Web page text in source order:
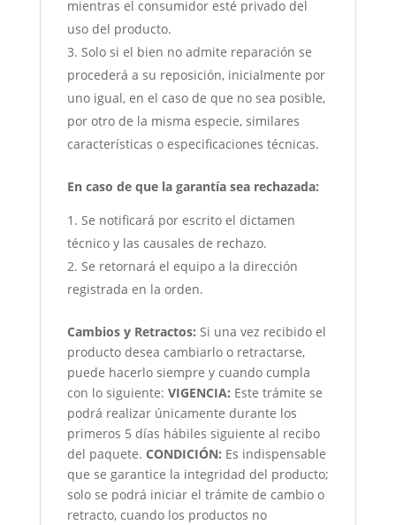
mientras el consumidor esté privado del
uso del producto.
Solo si el bien no admite reparación se
procederá a su reposición, inicialmente por
uno igual, en el caso de que no sea posible,
por otro de la misma especie, similares
características o especificaciones técnicas.
En caso de que la garantía sea rechazada:
Se notificará por escrito el dictamen
técnico y las causales de rechazo.
Se retornará el equipo a la dirección
registrada en la orden.
Cambios y Retractos: Si una vez recibido el
producto desea cambiarlo o retractarse,
puede hacerlo siempre y cuando cumpla
con lo siguiente: VIGENCIA: Este trámite se
podrá realizar únicamente durante los
primeros 5 días hábiles siguiente al recibo
del paquete. CONDICIÓN: Es indispensable
que se garantice la integridad del producto;
solo se podrá iniciar el trámite de cambio o
retracto, cuando los productos no